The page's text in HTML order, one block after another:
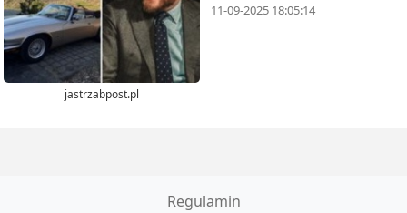
jastrzabpost.pl
11-09-2025 18:05:14
Regulamin